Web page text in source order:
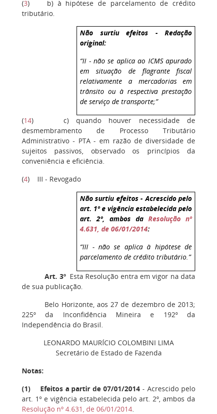
(3)
b) à hipótese de parcelamento de crédito
tributário.
Não surtiu efeitos - Redação
original:
“II - não se aplica ao ICMS apurado
em situação de flagrante fiscal
relativamente a mercadorias em
trânsito ou à respectiva prestação
de serviço de transporte;”
(14)
c) quando houver necessidade de
desmembramento de Processo Tributário
Administrativo - PTA - em razão de diversidade de
sujeitos passivos, observado os princípios da
conveniência e eficiência.
(4) III - Revogado
Não surtiu efeitos - Acrescido pelo
art. 1º e vigência estabelecida pelo
art. 2º, ambos daResolução nº
4.631, de 06/01/2014:
“III - não se aplica à hipótese de
parcelamento de crédito tributário.”
Art. 3ºEsta Resolução entra em vigor na data
de sua publicação.
Belo Horizonte, aos 27 de dezembro de 2013;
225º da Inconfidência Mineira e 192º da
Independência do Brasil.
LEONARDO MAURÍCIO COLOMBINI LIMA
Secretário de Estado de Fazenda
Notas:
(1) Efeitos a partir de 07/01/2014 - Acrescido pelo
art. 1º e vigência estabelecida pelo art. 2º, ambos da
Resolução nº 4.631, de 06/01/2014